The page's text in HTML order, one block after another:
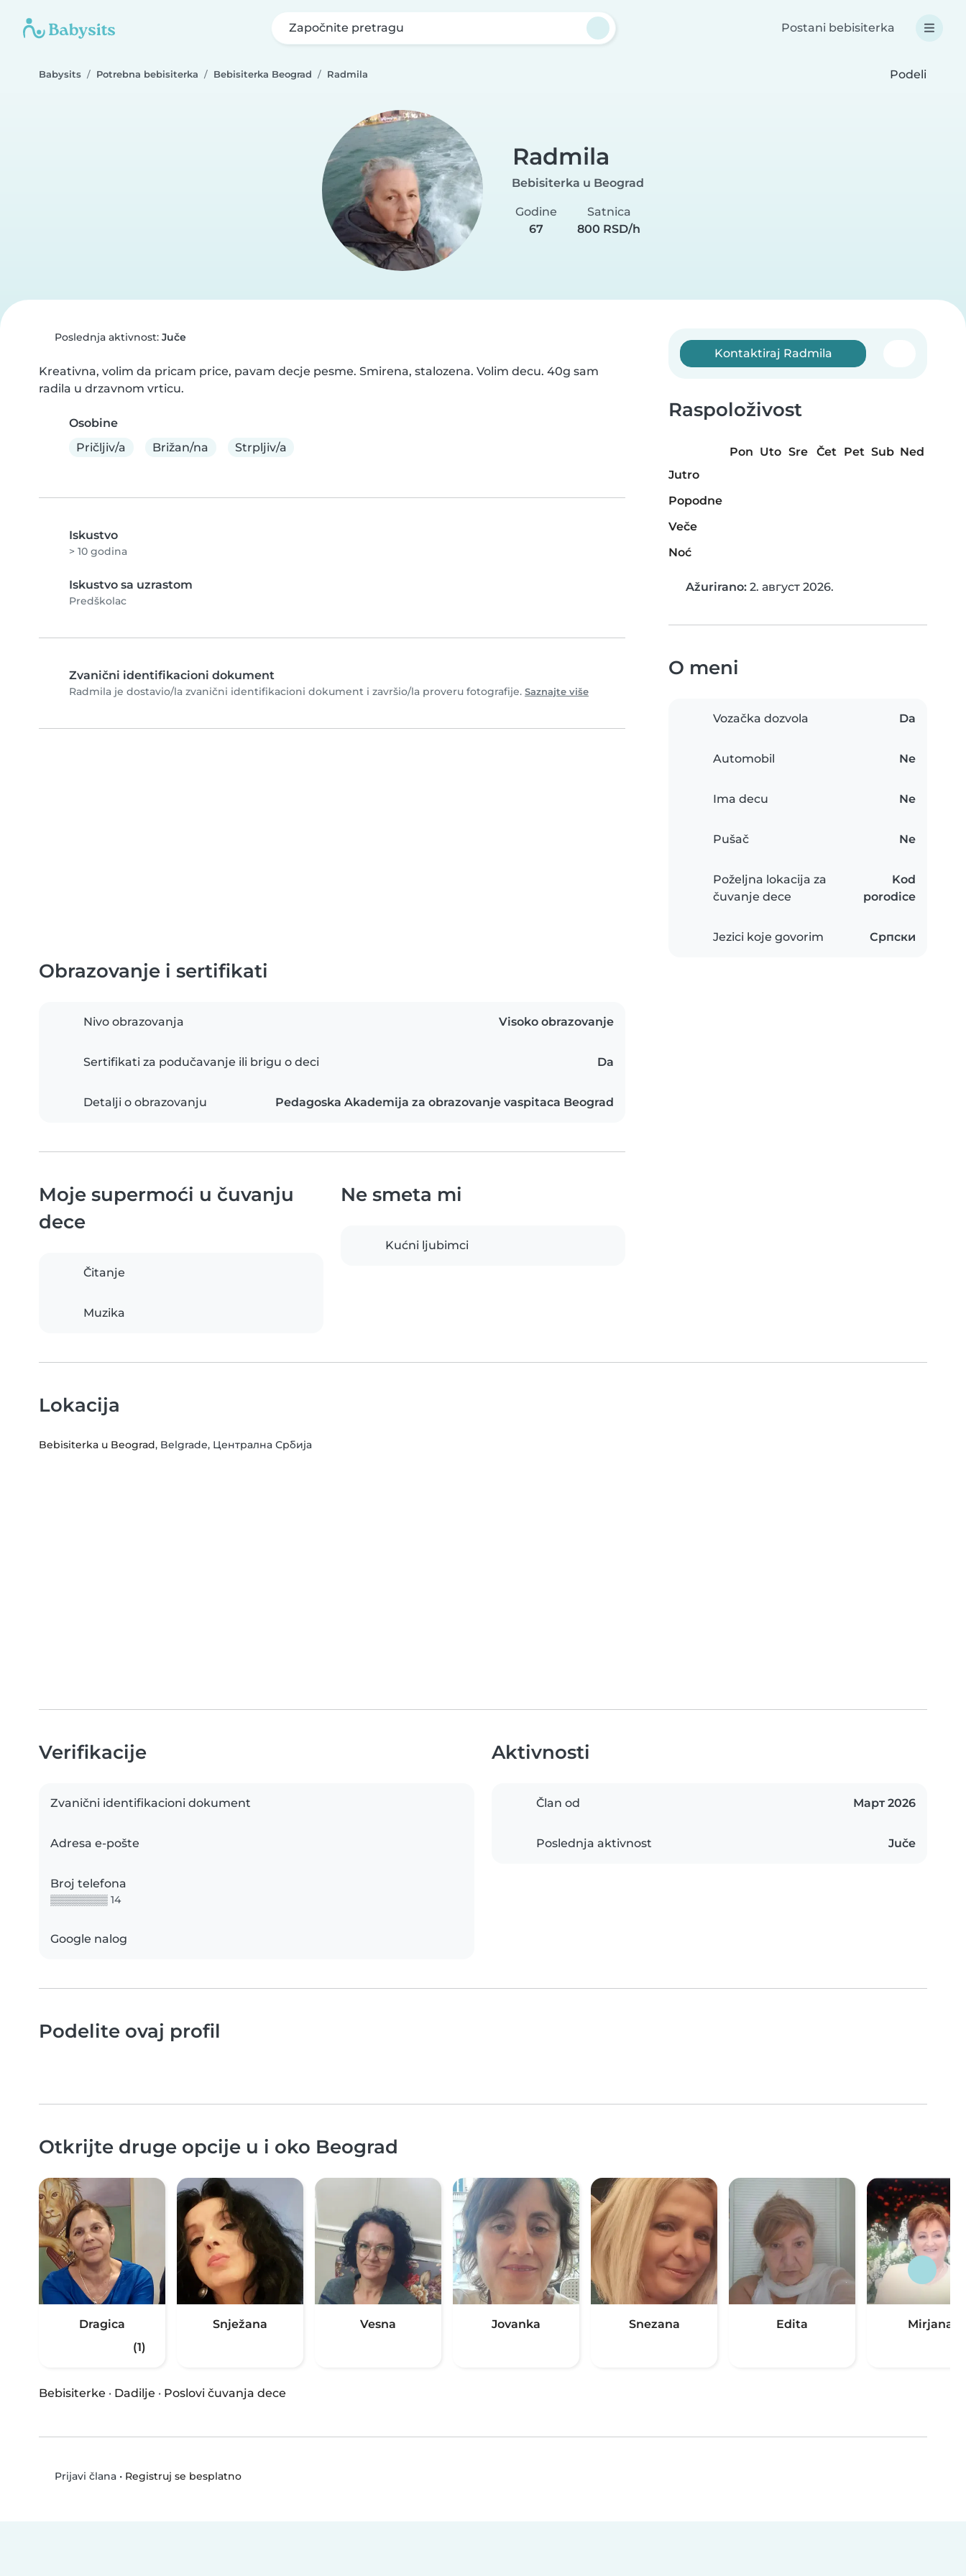
Započnite pretragu Postani bebisiterka
Babysits Potrebna bebisiterka Bebisiterka Beograd Radmila Podeli
Radmila
Bebisiterka u Beograd
Godine
67
Satnica
800 RSD/h
Poslednja aktivnost: Juče
Kreativna, volim da pricam price, pavam decje pesme. Smirena, stalozena. Volim decu. 40g sam
radila u drzavnom vrticu.
Osobine
Pričljiv/a
Brižan/na Strpljiv/a
Iskustvo
> 10 godina
Iskustvo sa uzrastom
Predškolac
Zvanični identifikacioni dokument
Radmila je dostavio/la zvanični identifikacioni dokument i završio/la proveru fotografije. Saznajte više
Kontaktiraj Radmila
Raspoloživost
Pon Uto Sre Čet Pet Sub Ned
Jutro
Popodne
Veče
Noć
Ažurirano: 2. август 2026.
O meni
Vozačka dozvola Da
Automobil Ne
Ima decu Ne
Pušač Ne
Poželjna lokacija za
čuvanje dece
Kod
porodice
Jezici koje govorim Српски
Obrazovanje i sertifikati
Nivo obrazovanja Visoko obrazovanje
Sertifikati za podučavanje ili brigu o deci Da
Detalji o obrazovanju Pedagoska Akademija za obrazovanje vaspitaca Beograd
Moje supermoći u čuvanju
dece
Čitanje
Muzika
Ne smeta mi
Kućni ljubimci
Lokacija
Bebisiterka u Beograd, Belgrade, Централна Србија
Verifikacije
Zvanični identifikacioni dokument
Adresa e-pošte
Broj telefona
▒▒▒▒▒▒▒▒ 14
Google nalog
Aktivnosti
Član od Март 2026
Poslednja aktivnost Juče
Podelite ovaj profil
Otkrijte druge opcije u i oko Beograd
Dragica
(1)
Snježana Vesna Jovanka Snezana Edita Mirjana
Bebisiterke · Dadilje · Poslovi čuvanja dece
Prijavi člana• Registruj se besplatno